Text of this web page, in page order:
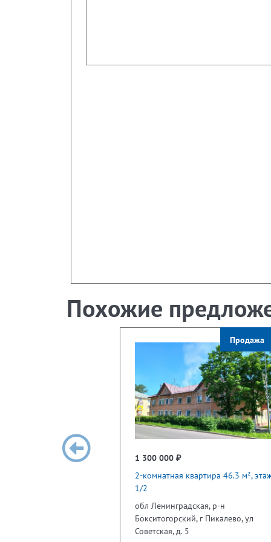
Похожие
Продажа
1 300 000 ₽
2-комнатная квартира 46.3 м²,
1/2
обл Ленинградская, р-н
Бокситогорский, г Пикалево, ул
Советская, д. 5